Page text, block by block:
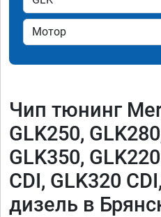
Чип тюнинг
GLK250,
GLK350,
CDI, GLK320
дизель в